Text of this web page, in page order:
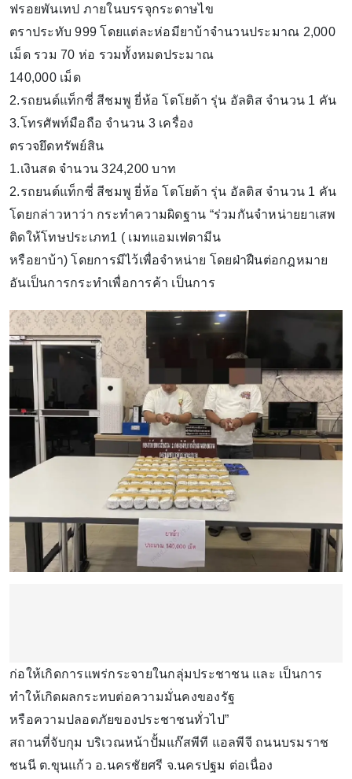
ฟรอยพันเทป ภายในบรรจุกระดาษไข
ตราประทับ 999 โดยแต่ละห่อมียาบ้าจำนวนประมาณ 2,000
เม็ด รวม 70 ห่อ รวมทั้งหมดประมาณ
140,000 เม็ด
2.รถยนต์แท็กซี่ สีชมพู ยี่ห้อ โตโยต้า รุ่น อัลติส จำนวน 1 คัน
3.โทรศัพท์มือถือ จำนวน 3 เครื่อง
ตรวจยึดทรัพย์สิน
1.เงินสด จำนวน 324,200 บาท
2.รถยนต์แท็กซี่ สีชมพู ยี่ห้อ โตโยต้า รุ่น อัลติส จำนวน 1 คัน
โดยกล่าวหาว่า กระทำความผิดฐาน “ร่วมกันจำหน่ายยาเสพ
ติดให้โทษประเภท1 ( เมทแอมเฟตามีน
หรือยาบ้า) โดยการมีไว้เพื่อจำหน่าย โดยฝ่าฝืนต่อกฎหมาย
อันเป็นการกระทำเพื่อการค้า เป็นการ
ก่อให้เกิดการแพร่กระจายในกลุ่มประชาชน และ เป็นการ
ทำให้เกิดผลกระทบต่อความมั่นคงของรัฐ
หรือความปลอดภัยของประชาชนทั่วไป”
สถานที่จับกุม บริเวณหน้าปั้มแก๊สพีที แอลพีจี ถนนบรมราช
ชนนี ต.ขุนแก้ว อ.นครชัยศรี จ.นครปฐม ต่อเนื่อง